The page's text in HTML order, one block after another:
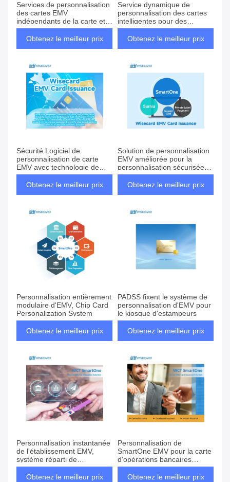
Services de personnalisation
des cartes EMV
indépendants de la carte et
de l'imprimante Solution pour
une sécurité accrue
Obtenez le meilleur prix
Service dynamique de
personnalisation des cartes
intelligentes pour des
solutions de paiement
sécurisées EMV
Obtenez le meilleur prix
Sécurité Logiciel de
personnalisation de carte
EMV avec technologie de
chiffrement avancée
Obtenez le meilleur prix
Solution de personnalisation
EMV améliorée pour la
personnalisation sécurisée
des cartes de paiement
Obtenez le meilleur prix
Personnalisation entièrement
modulaire d'EMV, Chip Card
Personalization System
Obtenez le meilleur prix
PADSS fixent le système de
personnalisation d'EMV pour
le kiosque d'estampeurs
Obtenez le meilleur prix
Personnalisation instantanée
de l'établissement EMV,
système réparti de
personnalisation de carte
d'établissement
Obtenez le meilleur prix
Personnalisation de
SmartOne EMV pour la carte
d'opérations bancaires
centrale d'établissement
Obtenez le meilleur prix